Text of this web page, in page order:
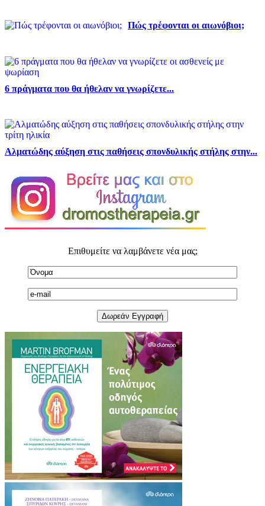
Πώς τρέφονται οι αιωνόβιοι;
6 πράγματα που θα ήθελαν να γνωρίζετε...
Αλματώδης αύξηση στις παθήσεις σπονδυλικής στήλης στην...
Επιθυμείτε να λαμβάνετε νέα μας;